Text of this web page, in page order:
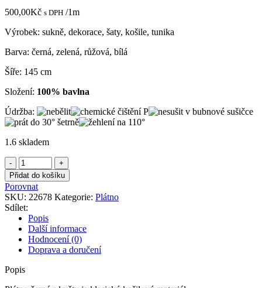
500,00Kč s DPH /1m
Výrobek: sukně, dekorace, šaty, košile, tunika
Barva: černá, zelená, růžová, bílá
Šíře: 145 cm
Složení: 100% bavlna
Údržba:
1.6 skladem
Plátno
černé
s
květy
množství
Přidat do košíku
Porovnat
SKU: 22678 Kategorie: Plátno
Sdílet:
Popis
Další informace
Hodnocení (0)
Doprava a doručení
Popis